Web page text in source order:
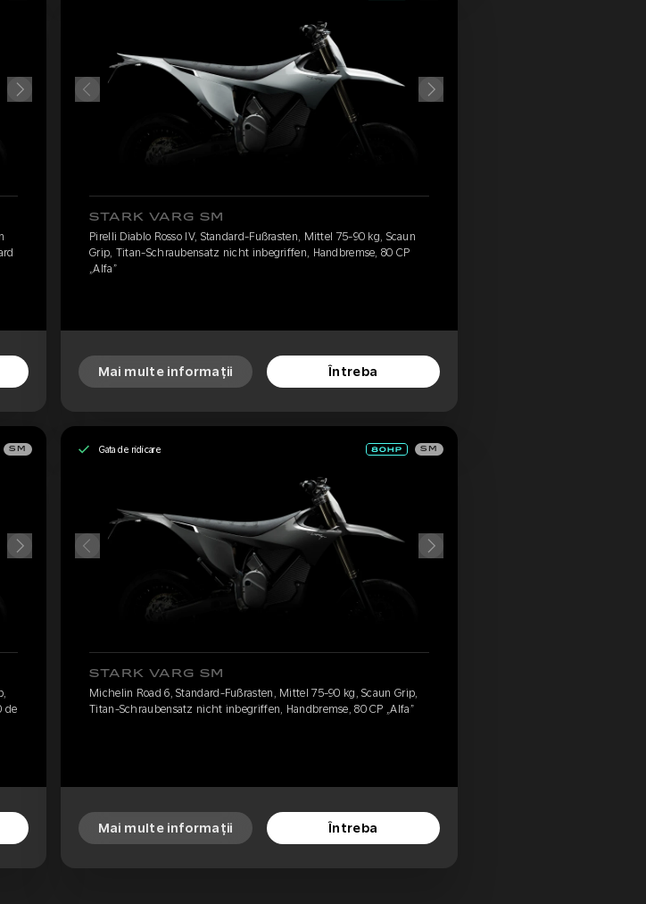
STARK VARG SM
Pirelli Diablo Rosso IV, Standard-Fußrasten, Mittel 75-90 kg, Scaun
Grip, Titan-Schraubensatz nicht inbegriffen, Handbremse, 80 CP
„Alfa”
Mai multe informații Întreba
SM
de
Gata de ridicare SM
STARK VARG SM
Michelin Road 6, Standard-Fußrasten, Mittel 75-90 kg, Scaun Grip,
Titan-Schraubensatz nicht inbegriffen, Handbremse, 80 CP „Alfa”
Mai multe informații Întreba